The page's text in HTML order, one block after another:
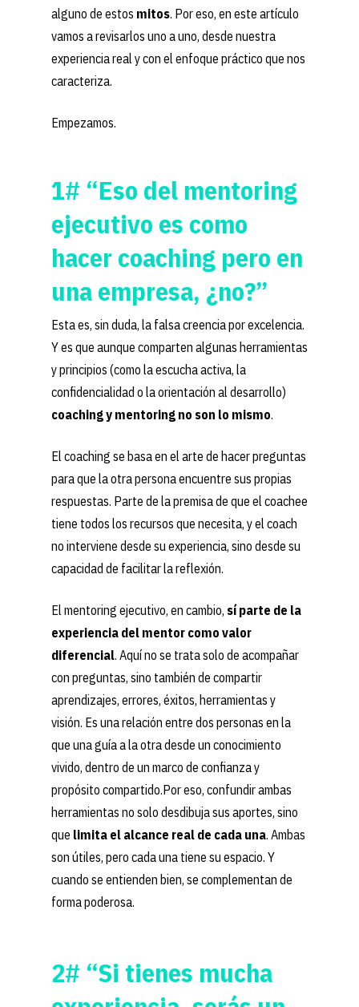
alguno de estos mitos. Por eso, en este artículo
vamos a revisarlos uno a uno, desde nuestra
experiencia real y con el enfoque práctico que nos
caracteriza.
Empezamos.
1# “Eso del mentoring
ejecutivo es como
hacer coaching pero en
una empresa, ¿no?”
Esta es, sin duda, la falsa creencia por excelencia.
Y es que aunque comparten algunas herramientas
y principios (como la escucha activa, la
confidencialidad o la orientación al desarrollo)
coaching y mentoring no son lo mismo.
El coaching se basa en el arte de hacer preguntas
para que la otra persona encuentre sus propias
respuestas. Parte de la premisa de que el coachee
tiene todos los recursos que necesita, y el coach
no interviene desde su experiencia, sino desde su
capacidad de facilitar la reflexión.
El mentoring ejecutivo, en cambio, sí parte de la
experiencia del mentor como valor
diferencial. Aquí no se trata solo de acompañar
con preguntas, sino también de compartir
aprendizajes, errores, éxitos, herramientas y
visión. Es una relación entre dos personas en la
que una guía a la otra desde un conocimiento
vivido, dentro de un marco de confianza y
propósito compartido.Por eso, confundir ambas
herramientas no solo desdibuja sus aportes, sino
que limita el alcance real de cada una. Ambas
son útiles, pero cada una tiene su espacio. Y
cuando se entienden bien, se complementan de
forma poderosa.
2# “Si tienes mucha